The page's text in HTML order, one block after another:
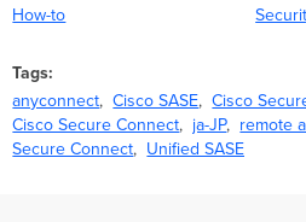
How-to
Tags
anyconnect
Cisco SASE
Cisco
Cisco Secure Connect
ja-JP remote
Secure Connect
Unified SASE